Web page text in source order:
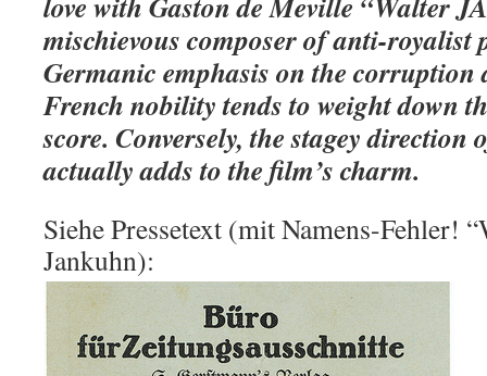
mischievous composer of anti-royalist
Germanic emphasis on the corruption
French nobility tends to weight down
score. Conversely, the stagey
actually adds to the film’s charm.
Siehe Pressetext (mit Namens-Fehler!
Jankuhn):